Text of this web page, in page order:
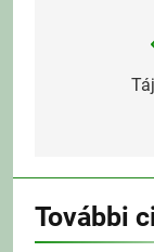
További